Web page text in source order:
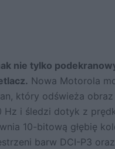
nie tylko
Nowa Motorola
który odświeża obraz
Hz i śledzi dotyk z
10-bitową głębię
barw DCI-P3 oraz